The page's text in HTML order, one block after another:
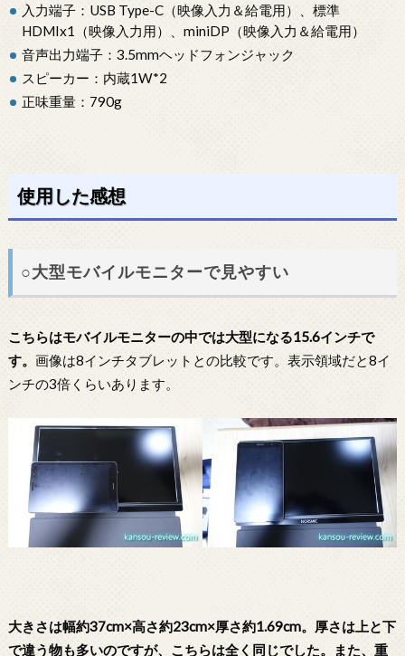
入力端子：USB Type-C（映像入力＆給電用）、標準
HDMIx1（映像入力用）、miniDP（映像入力＆給電用）
音声出力端子：3.5mmヘッドフォンジャック
スピーカー：内蔵1W*2
正味重量：790g
使用した感想
○大型モバイルモニターで見やすい
こちらはモバイルモニターの中では大型になる15.6インチで
す。 画像は8インチタブレットとの比較です。表示領域だと8イ
ンチの3倍くらいあります。
大きさは幅約37cm×高さ約23cm×厚さ約1.69cm。厚さは上と下
で違う物も多いのですが、こちらは全く同じでした。また、重